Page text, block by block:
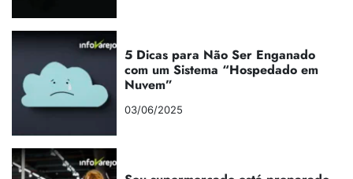
5 Dicas para Não Ser Enganado
com um Sistema “Hospedado em
Nuvem”
03/06/2025